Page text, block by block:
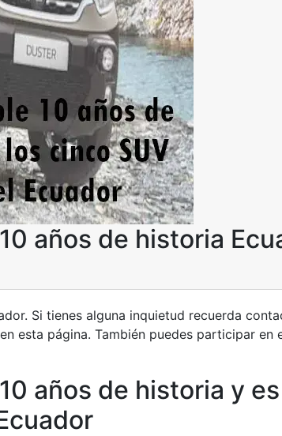
años de historia
Si tienes alguna inquietud recuerda
en esta página. También puedes participar en
años de historia y